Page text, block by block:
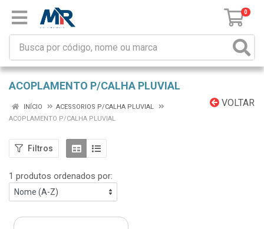
0
ACOPLAMENTO P/CALHA PLUVIAL
VOLTAR
INÍCIO
ACESSORIOS P/CALHA PLUVIAL
ACOPLAMENTO P/CALHA PLUVIAL
Filtros
1 produtos ordenados por: